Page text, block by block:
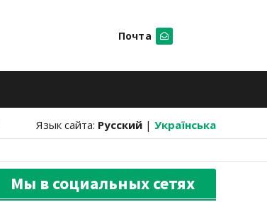
Почта
Язык сайта: Русский | Українська
Мы в социальных сетях